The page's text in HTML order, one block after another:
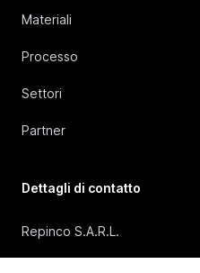
Materiali
Processo
Settori
Partner
Dettagli di contatto
Repinco S.A.R.L.